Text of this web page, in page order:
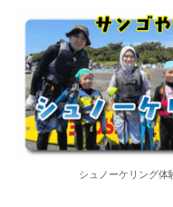
シュノーケリング体